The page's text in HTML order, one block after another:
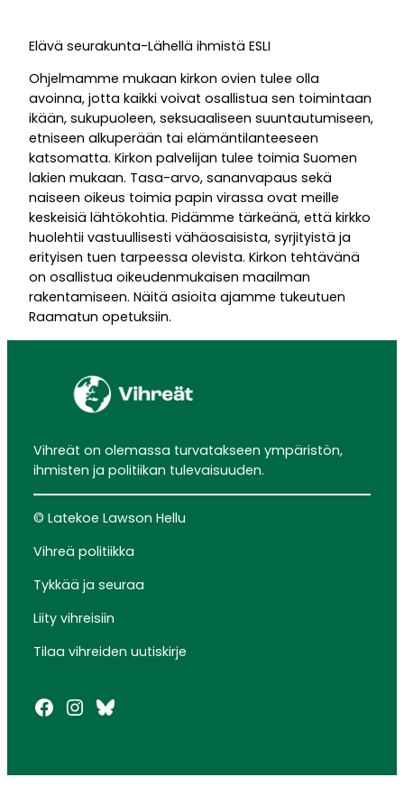
Elävä seurakunta-Lähellä ihmistä ESLI
Ohjelmamme mukaan kirkon ovien tulee olla
avoinna, jotta kaikki voivat osallistua sen toimintaan
ikään, sukupuoleen, seksuaaliseen suuntautumiseen,
etniseen alkuperään tai elämäntilanteeseen
katsomatta. Kirkon palvelijan tulee toimia Suomen
lakien mukaan. Tasa-arvo, sananvapaus sekä
naiseen oikeus toimia papin virassa ovat meille
keskeisiä lähtökohtia. Pidämme tärkeänä, että kirkko
huolehtii vastuullisesti vähäosaisista, syrjityistä ja
erityisen tuen tarpeessa olevista. Kirkon tehtävänä
on osallistua oikeudenmukaisen maailman
rakentamiseen. Näitä asioita ajamme tukeutuen
Raamatun opetuksiin.
Vihreät on olemassa turvatakseen ympäristön,
ihmisten ja politiikan tulevaisuuden.
© Latekoe Lawson Hellu
Vihreä politiikka
Tykkää ja seuraa
Liity vihreisiin
Tilaa vihreiden uutiskirje
Facebook
Instagram
Bluesky